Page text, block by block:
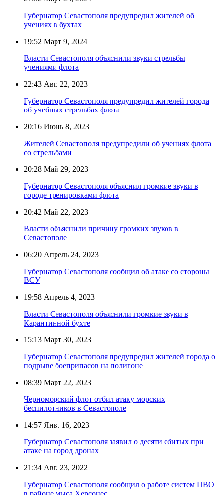
Губернатор Севастополя предупредил жителей об
учениях в бухтах
19:52 Март 9, 2024
Власти Севастополя объяснили звуки стрельбы
учениями флота
22:43 Авг. 22, 2023
Губернатор Севастополя предупредил жителей города
об учебных стрельбах флота
20:16 Июнь 8, 2023
Жителей Севастополя предупредили об учениях флота
со стрельбами
20:28 Май 29, 2023
Губернатор Севастополя объяснил громкие звуки в
городе тренировками флота
20:42 Май 22, 2023
Власти объяснили причину громких звуков в
Севастополе
06:20 Апрель 24, 2023
Губернатор Севастополя сообщил об атаке со стороны
ВСУ
19:58 Апрель 4, 2023
Власти Севастополя объяснили громкие звуки в
Карантинной бухте
15:13 Март 30, 2023
Губернатор Севастополя предупредил жителей города о
подрыве боеприпасов на полигоне
08:39 Март 22, 2023
Черноморский флот отбил атаку морских
беспилотников в Севастополе
14:57 Янв. 16, 2023
Губернатор Севастополя заявил о десяти сбитых при
атаке на город дронах
21:34 Авг. 23, 2022
Губернатор Севастополя сообщил о работе систем ПВО
в районе мыса Херсонес